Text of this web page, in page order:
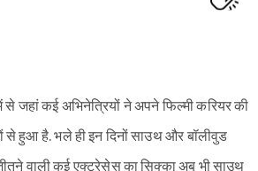
जहां कई अभिनेत्रियों ने अपने फिल्मी करियर की
से हुआ है. भले ही इन दिनों साउथ और बॉलीवुड
वाली कई एक्ट्रेसेस का सिक्का अब भी साउथ